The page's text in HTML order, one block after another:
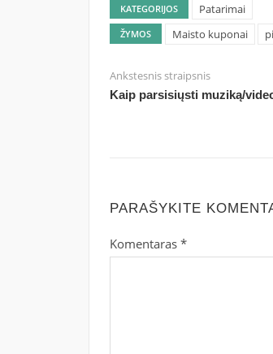
KATEGORIJOS Patarimai
ŽYMOS Maisto kuponai
Ankstesnis straipsnis
Kaip parsisiųsti muziką/
PARAŠYKITE
Komentaras *